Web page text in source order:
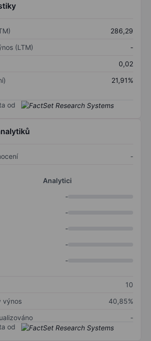
286,29
(LTM)
-
0,02
21,91%
od
-
Analytici
-
-
-
-
-
10
výnos
40,85%
-
od